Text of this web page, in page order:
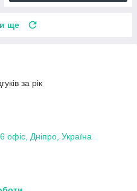
ще
за рік
офіс, Дніпро, Україна